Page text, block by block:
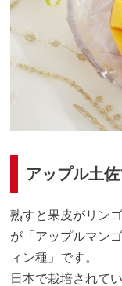
アップル土
熟すと果皮がリン
が「アップルマン
ィン種」です。
日本で栽培されて